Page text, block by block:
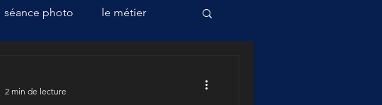
séance photo le métier
2 min de lecture